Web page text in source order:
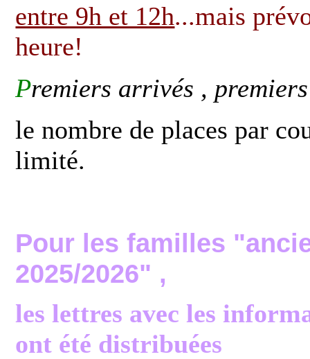
entre 9h et 12h...mais
heure!
Premiers arrivés ,
le nombre de places par
limité.
Pour les familles
2025/2026" ,
les lettres avec les
ont été distribuées